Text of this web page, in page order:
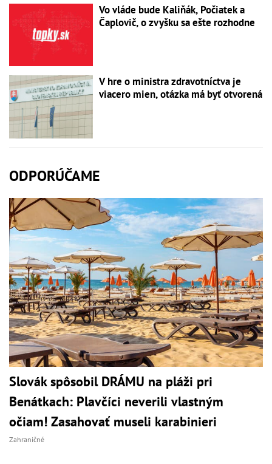
Vo vláde bude Kaliňák, Počiatek a
Čaplovič, o zvyšku sa ešte rozhodne
V hre o ministra zdravotníctva je
viacero mien, otázka má byť otvorená
ODPORÚČAME
Slovák spôsobil DRÁMU na pláži pri
Benátkach: Plavčíci neverili vlastným
očiam! Zasahovať museli karabinieri
Zahraničné